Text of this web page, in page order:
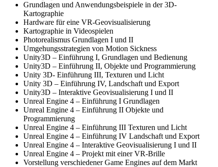
Grundlagen und Anwendungsbeispiele in der 3D-
Kartographie
Hardware für eine VR-Geovisualisierung
Kartographie in Videospielen
Photorealismus Grundlagen I und II
Umgehungsstrategien von Motion Sickness
Unity3D – Einführung I, Grundlagen und Bedienung
Unity3D – Einführung II, Objekte und Programmierung
Unity 3D- Einführung III, Texturen und Licht
Unity 3D – Einführung IV, Landschaft und Export
Unity3D – Interaktive Geovisualisierung I und II
Unreal Engine 4 – Einführung I Grundlagen
Unreal Engine 4 – Einführung II Objekte und
Programmierung
Unreal Engine 4 – Einführung III Texturen und Licht
Unreal Engine 4 – Einführung IV Landschaft und Export
Unreal Engine 4 – Interaktive Geovisualisierung I und II
Unreal Engine 4 – Projekt mit einer VR-Brille
Vorstellung verschiedener Game Engines auf dem Markt